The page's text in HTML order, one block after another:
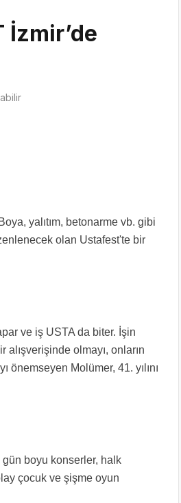
İzmir’de
yalıtım, betonarme vb. gibi
olan Ustafest'te bir
ve iş USTA da biter. İşin
olmayı, onların
Molümer, 41. yılını
boyu konserler, halk
çocuk ve şişme oyun